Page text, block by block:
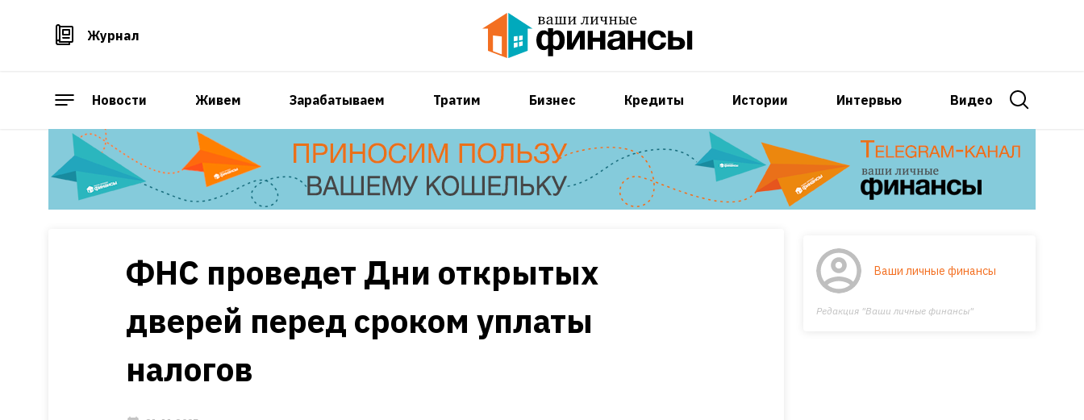
Журнал
Новости Живем Зарабатываем Тратим Бизнес Кредиты Истории Интервью Видео
ФНС проведет Дни открытых
дверей перед сроком уплаты
налогов
Ваши личные финансы
Редакция "Ваши личные финансы"